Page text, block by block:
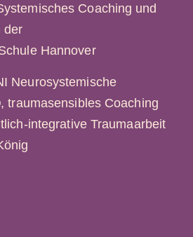
Coaching und
der
Hannover
Neurosystemische
traumasensibles Coaching
integrative Traumaarbeit